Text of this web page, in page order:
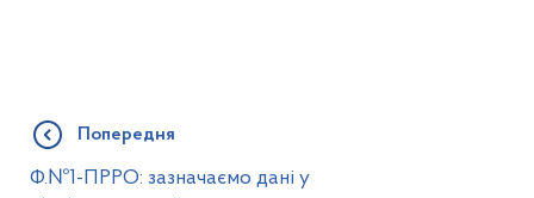
Попередня
Ф.№1-ПРРО: зазначаємо дані у